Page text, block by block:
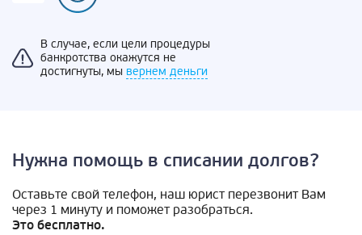
В случае, если цели процедуры
банкротства окажутся не
достигнуты, мы вернем деньги
Нужна помощь в списании долгов?
Оставьте свой телефон, наш юрист перезвонит Вам
через 1 минуту и поможет разобраться.
Это бесплатно.